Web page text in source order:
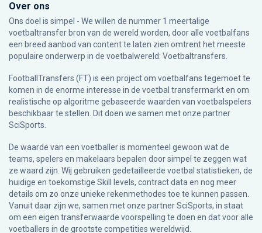
Over ons
Ons doel is simpel - We willen de nummer 1 meertalige
voetbaltransfer bron van de wereld worden, door alle voetbalfans
een breed aanbod van content te laten zien omtrent het meeste
populaire onderwerp in de voetbalwereld: Voetbaltransfers.
FootballTransfers (FT) is een project om voetbalfans tegemoet te
komen in de enorme interesse in de voetbal transfermarkt en om
realistische op algoritme gebaseerde waarden van voetbalspelers
beschikbaar te stellen. Dit doen we samen met onze partner
SciSports.
De waarde van een voetballer is momenteel gewoon wat de
teams, spelers en makelaars bepalen door simpel te zeggen wat
ze waard zijn. Wij gebruiken gedetailleerde voetbal statistieken, de
huidige en toekomstige Skill levels, contract data en nog meer
details om zo onze unieke rekenmethodes toe te kunnen passen.
Vanuit daar zijn we, samen met onze partner SciSports, in staat
om een eigen transferwaarde voorspelling te doen en dat voor alle
voetballers in de grootste competities wereldwijd.